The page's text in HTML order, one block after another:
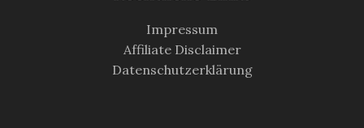
Impressum
Affiliate Disclaimer
Datenschutzerklärung